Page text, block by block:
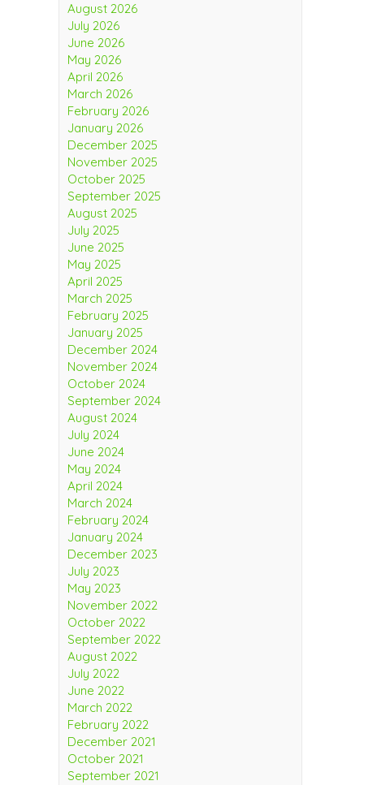
August 2026
July 2026
June 2026
May 2026
April 2026
March 2026
February 2026
January 2026
December 2025
November 2025
October 2025
September 2025
August 2025
July 2025
June 2025
May 2025
April 2025
March 2025
February 2025
January 2025
December 2024
November 2024
October 2024
September 2024
August 2024
July 2024
June 2024
May 2024
April 2024
March 2024
February 2024
January 2024
December 2023
July 2023
May 2023
November 2022
October 2022
September 2022
August 2022
July 2022
June 2022
March 2022
February 2022
December 2021
October 2021
September 2021